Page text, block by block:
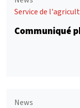
Service de
Communiqué
News